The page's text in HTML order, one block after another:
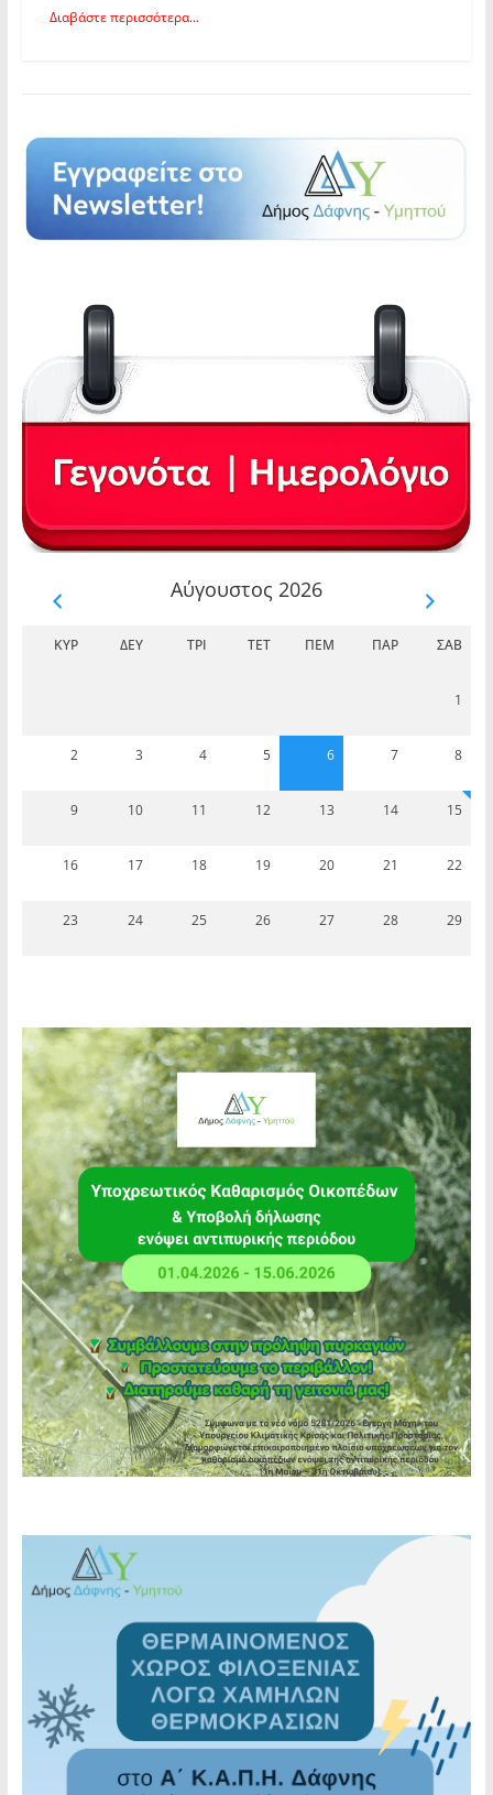
Διαβάστε περισσότερα...
Αύγουστος 2026
ΚΥΡ ΔΕΥ ΤΡΊ ΤΕΤ ΠΈΜ ΠΑΡ ΣΆΒ
1
2 3 4 5 6 7 8
9 10 11 12 13 14 15
16 17 18 19 20 21 22
23 24 25 26 27 28 29